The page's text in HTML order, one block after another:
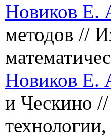
Новиков Е.
методов //
Новиков Е.
и Ческино
технологии,